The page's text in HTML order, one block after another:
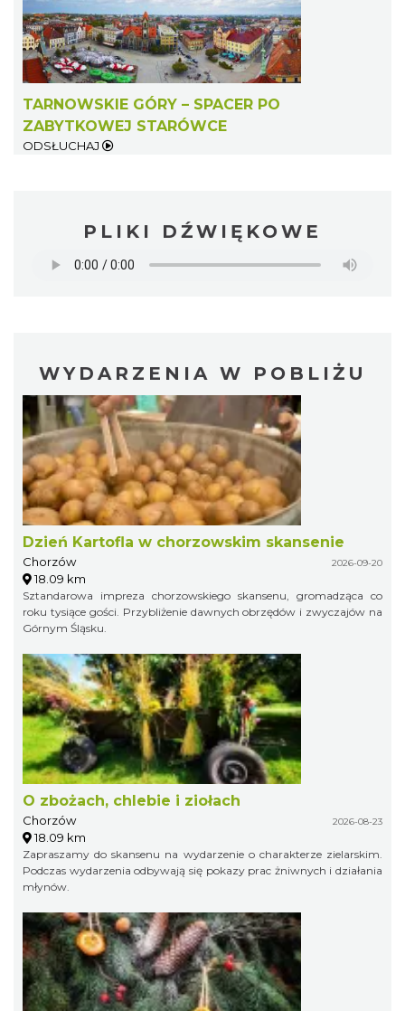
TARNOWSKIE GÓRY – SPACER PO
ZABYTKOWEJ STARÓWCE
ODSŁUCHAJ
PLIKI DŹWIĘKOWE
WYDARZENIA W POBLIŻU
Dzień Kartofla w chorzowskim skansenie
Chorzów 2026-09-20
18.09 km
Sztandarowa impreza chorzowskiego skansenu, gromadząca co
roku tysiące gości. Przybliżenie dawnych obrzędów i zwyczajów na
Górnym Śląsku.
O zbożach, chlebie i ziołach
Chorzów 2026-08-23
18.09 km
Zapraszamy do skansenu na wydarzenie o charakterze zielarskim.
Podczas wydarzenia odbywają się pokazy prac żniwnych i działania
młynów.